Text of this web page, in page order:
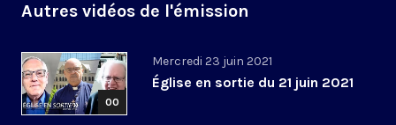
Autres vidéos de l'émission
00
Mercredi 23 juin 2021
Église en sortie du 21 juin 2021